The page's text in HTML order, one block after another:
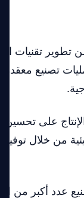
تقنيات
تصنيع معقدة
على تحسين
من خلال
تصنيع عدد أكبر